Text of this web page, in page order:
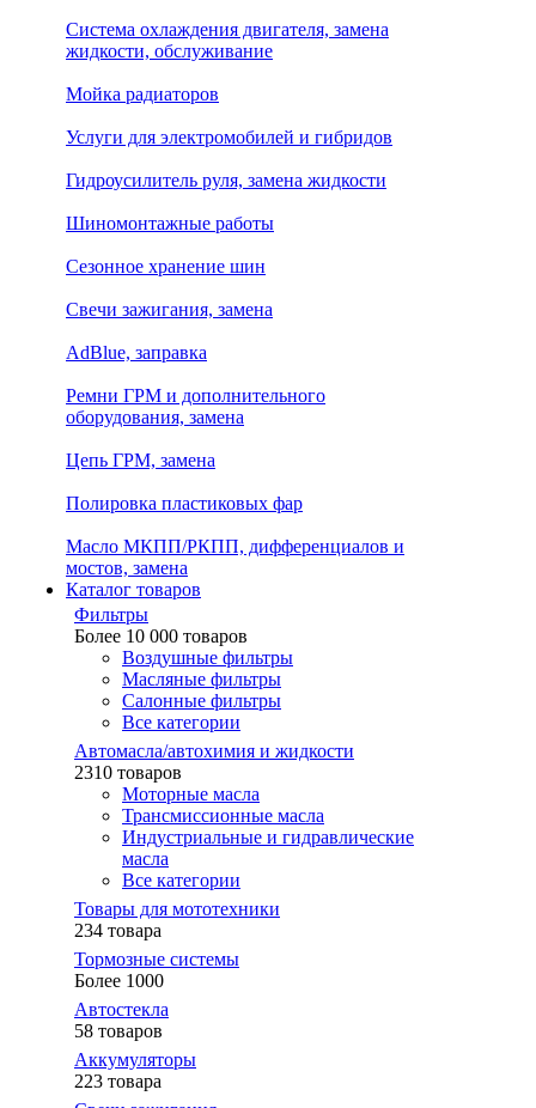
Система охлаждения двигателя, замена
жидкости, обслуживание
Мойка радиаторов
Услуги для электромобилей и гибридов
Гидроусилитель руля, замена жидкости
Шиномонтажные работы
Сезонное хранение шин
Свечи зажигания, замена
AdBlue, заправка
Ремни ГРМ и дополнительного
оборудования, замена
Цепь ГРМ, замена
Полировка пластиковых фар
Масло МКПП/РКПП, дифференциалов и
мостов, замена
Каталог товаров
Фильтры
Более 10 000 товаров
Воздушные фильтры
Масляные фильтры
Салонные фильтры
Все категории
Автомасла/автохимия и жидкости
2310 товаров
Моторные масла
Трансмиссионные масла
Индустриальные и гидравлические
масла
Все категории
Товары для мототехники
234 товара
Тормозные системы
Более 1000
Автостекла
58 товаров
Аккумуляторы
223 товара